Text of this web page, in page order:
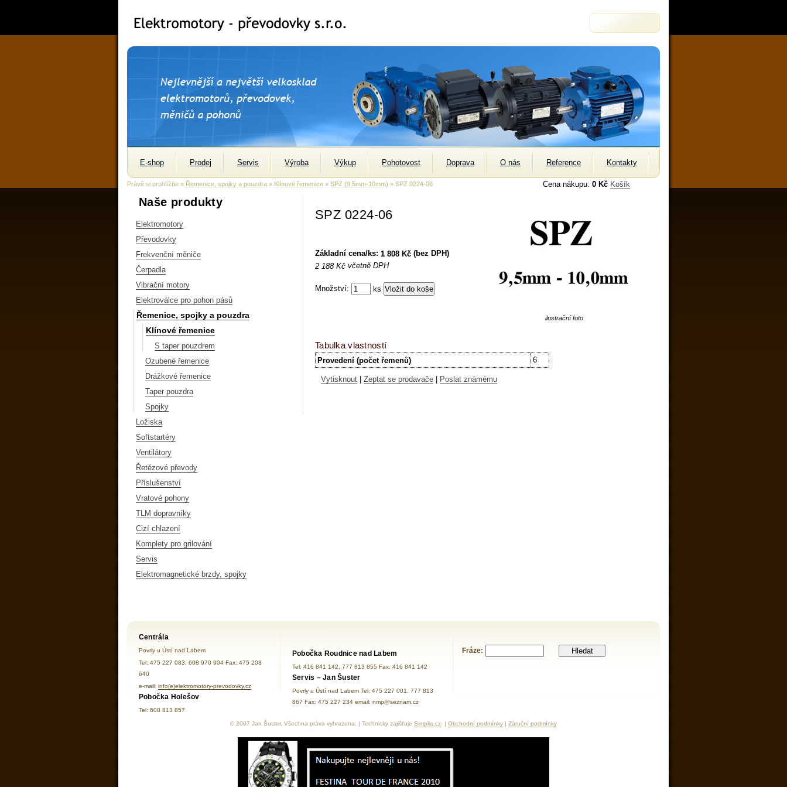
E-shop Prodej Servis Výroba Výkup Pohotovost Doprava O nás Reference Kontakty
Cena nákupu: 0 Kč Košík
Právě si prohlížíte » Řemenice, spojky a pouzdra » Klínové řemenice » SPZ (9,5mm-10mm) » SPZ 0224-06
Naše produkty
Elektromotory
Převodovky
Frekvenční měniče
Čerpadla
Vibrační motory
Elektroválce pro pohon pásů
Řemenice, spojky a pouzdra
Klínové řemenice
S taper pouzdrem
Ozubené řemenice
Drážkové řemenice
Taper pouzdra
Spojky
Ložiska
Softstartéry
Ventilátory
Řetězové převody
Příslušenství
Vratové pohony
TLM dopravníky
Cizí chlazení
Komplety pro grilování
Servis
Elektromagnetické brzdy, spojky
SPZ 0224-06
Základní cena/ks: 1 808 Kč (bez DPH)
2 188 Kč včetně DPH
Množství: ks
ilustrační foto
Tabulka vlastností
Provedení (počet řemenů) 6
Vytisknout Zeptat se prodavače Poslat známému
Centrála
Povrly u Ústí nad Labem
Tel: 475 227 083, 608 970 904 Fax: 475 208
640
e-mail: info(e)elektromotory-prevodovky.cz
Pobočka Holešov
Tel: 608 813 857
Pobočka Roudnice nad Labem
Tel: 416 841 142, 777 813 855 Fax: 416 841 142
Servis – Jan Šuster
Povrly u Ústí nad Labem Tel: 475 227 001, 777 813
867 Fax: 475 227 234 email: nmp@seznam.cz
Fráze: Hledat
© 2007 Jan Šuster, Všechna práva vyhrazena. | Technicky zajišťuje Simplia.cz . | Obchodní podmínky | Záruční podmínky